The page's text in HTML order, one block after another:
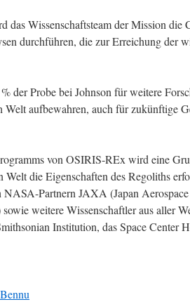
das Wissenschaftsteam der Mission die
durchführen, die zur Erreichung der
der Probe bei Johnson für weitere
Welt aufbewahren, auch für zukünftige
von OSIRIS-REx wird eine
Welt die Eigenschaften des Regoliths
NASA-Partnern JAXA (Japan
weitere Wissenschaftler aus aller
Institution, das Space Center